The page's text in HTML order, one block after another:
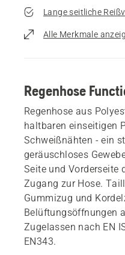
Lange seitliche
Alle Merkmale
Regenhose
Regenhose aus
haltbaren einseitigen
Schweißnähten - ein
geräuschloses
Seite und Vorderseite
Zugang zur Hose.
Gummizug und
Belüftungsöffnungen
Zugelassen nach EN
EN343.